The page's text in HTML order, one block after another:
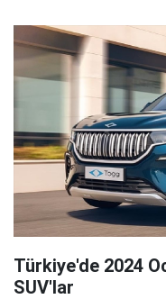
Türkiye'de 2024
SUV'lar